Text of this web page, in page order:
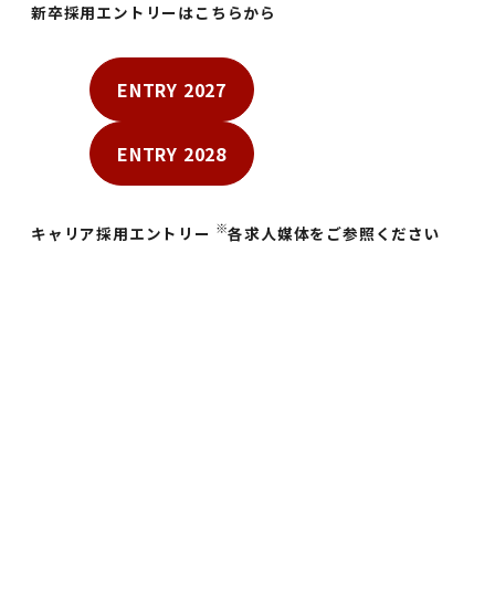
新卒採用エントリーはこちらから
ENTRY 2027
ENTRY 2028
キャリア採用エントリー ※各求人媒体をご参照ください